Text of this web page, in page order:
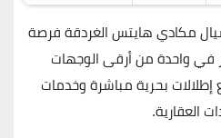
مكادي هايتس الغردقةفرصة
في واحدة من أرقى الوجهات
إطلالات بحرية مباشرة وخدمات
العقارية.